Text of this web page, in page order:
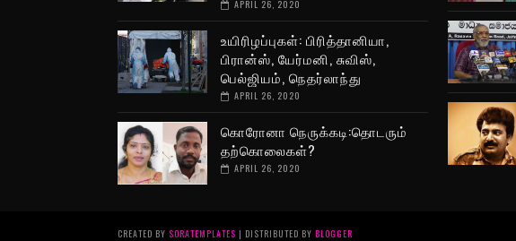
APRIL 26, 2020
உயிரிழப்புகள்: பிரித்தானியா,
பிரான்ஸ், யேர்மனி, சுவிஸ்,
பெல்ஜியம், நெதர்லாந்து
APRIL 26, 2020
கொரோனா நெருக்கடி:தொடரும்
தற்கொலைகள்?
APRIL 26, 2020
CREATED BY SORATEMPLATES | DISTRIBUTED BY BLOGGER